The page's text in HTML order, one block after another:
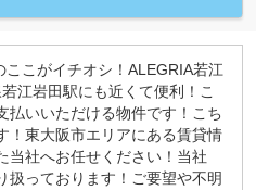
ここがイチオシ！ALEGRIA若江
江岩田駅にも近くて便利！こ
払いいただける物件です！こち
！東大阪市エリアにある賃貸情
当社へお任せください！当社
扱っております！ご要望や不明